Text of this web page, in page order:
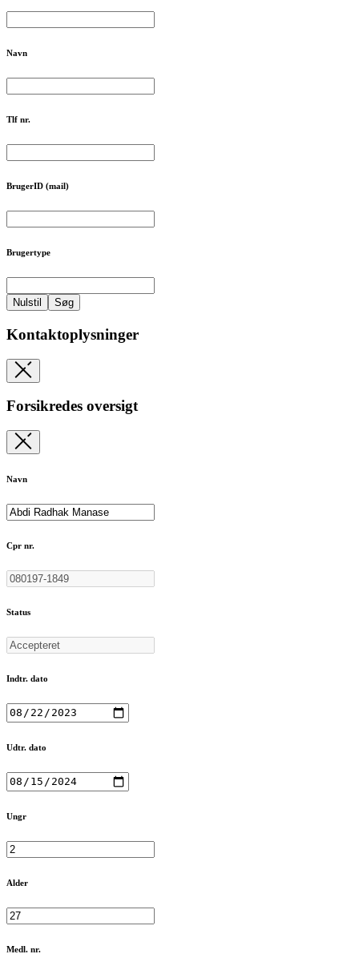
Navn
Tlf nr.
BrugerID (mail)
Brugertype
Nulstil Søg
Kontaktoplysninger
Forsikredes oversigt
Navn
Cpr nr.
Status
Indtr. dato
Udtr. dato
Ungr
Alder
Medl. nr.